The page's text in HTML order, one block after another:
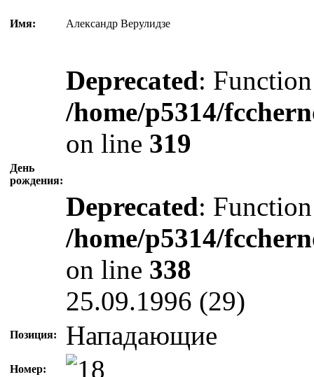
Имя: Александр Верулидзе
День
рождения:
Deprecated:
/home/p5314/
on line 319
Deprecated:
/home/p5314/
on line 338
25.09.1996 (29)
Позиция: Нападающие
Номер: